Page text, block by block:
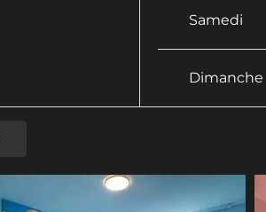
Samedi
Dimanche